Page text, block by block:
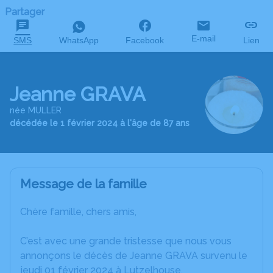
Partager
SMS WhatsApp Facebook E-mail Lien
Jeanne GRAVA
née MULLER
décédée le 1 février 2024 à l'âge de 87 ans
Message de la famille
Chère famille, chers amis,
C’est avec une grande tristesse que nous vous
annonçons le décès de Jeanne GRAVA survenu le
jeudi 01 février 2024 à Lutzelhouse.